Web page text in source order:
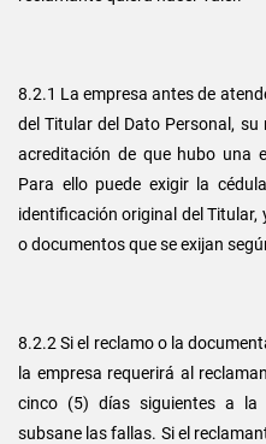
8.2.1 La empresa antes de
del Titular del Dato Personal,
acreditación de que hubo una
Para ello puede exigir la
identificación original del Titular,
o documentos que se exijan
8.2.2 Si el reclamo o la
la empresa requerirá al
cinco (5) días siguientes a la
subsane las fallas. Si el